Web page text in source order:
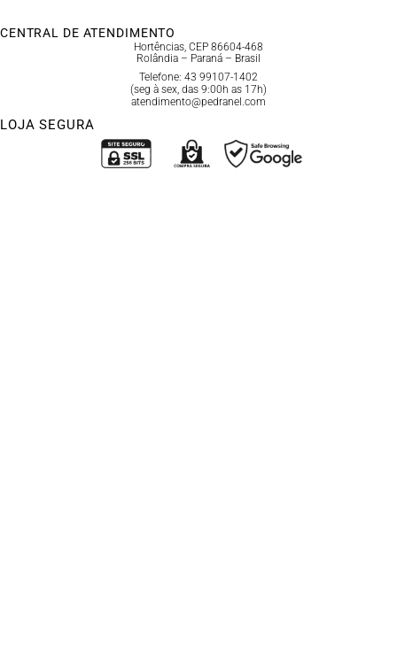
CENTRAL DE ATENDIMENTO
Hortências, CEP 86604-468
Rolândia – Paraná – Brasil
Telefone: 43 99107-1402
(seg à sex, das 9:00h as 17h)
atendimento@pedranel.com
LOJA SEGURA